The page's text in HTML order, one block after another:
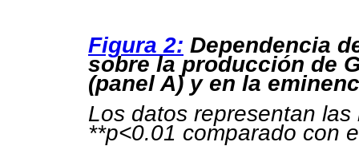
Figura 2: Dependencia
sobre la producción de
(panel A) y en la
Los datos representan
**p<0.01 comparado con